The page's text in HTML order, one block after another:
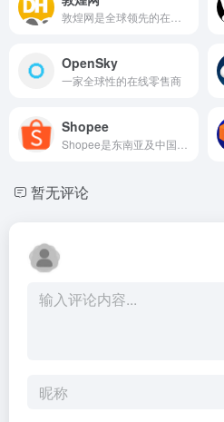
OpenSky
一家全球性的在线零售商
Shopee
暂无评论